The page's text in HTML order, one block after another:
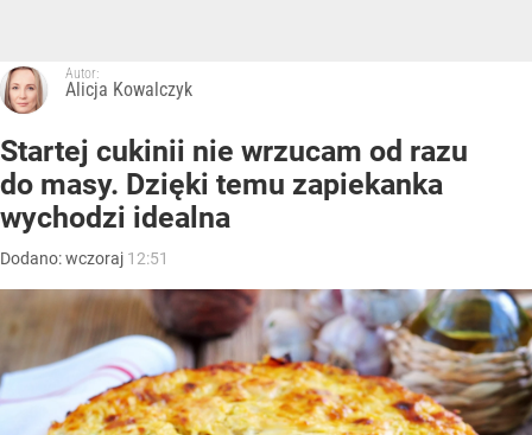
Autor:
Alicja Kowalczyk
Startej cukinii nie wrzucam od razu
do masy. Dzięki temu zapiekanka
wychodzi idealna
Dodano:wczoraj 12:51